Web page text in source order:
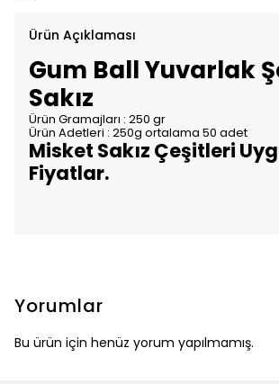
Ürün Açıklaması
Gum Ball Yuvarlak
Sakız
Ürün Gramajları : 250 gr
Ürün Adetleri : 250g ortalama 50 adet
Misket Sakız Çeşitleri
Fiyatlar.
Yorumlar
Bu ürün için henüz yorum yapılmamış.